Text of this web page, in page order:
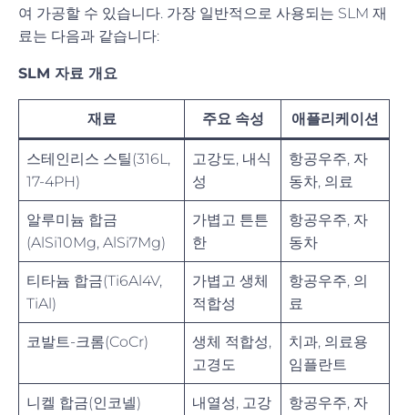
여 가공할 수 있습니다. 가장 일반적으로 사용되는 SLM 재
료는 다음과 같습니다:
SLM 자료 개요
재료 주요 속성 애플리케이션
스테인리스 스틸(316L,
17-4PH)
고강도, 내식
성
항공우주, 자
동차, 의료
알루미늄 합금
(AlSi10Mg, AlSi7Mg)
가볍고 튼튼
한
항공우주, 자
동차
티타늄 합금(Ti6Al4V,
TiAl)
가볍고 생체
적합성
항공우주, 의
료
코발트-크롬(CoCr)
생체 적합성,
고경도
치과, 의료용
임플란트
니켈 합금(인코넬)
내열성, 고강
항공우주, 자